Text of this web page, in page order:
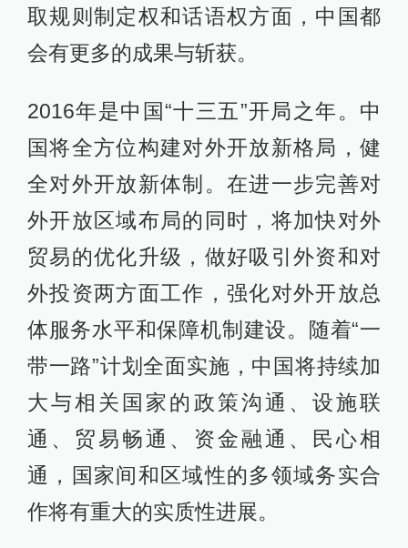
取规则制定权和话语权方面，中国都
会有更多的成果与斩获。
2016年是中国“十三五”开局之年。中
国将全方位构建对外开放新格局，健
全对外开放新体制。在进一步完善对
外开放区域布局的同时，将加快对外
贸易的优化升级，做好吸引外资和对
外投资两方面工作，强化对外开放总
体服务水平和保障机制建设。随着“一
带一路”计划全面实施，中国将持续加
大与相关国家的政策沟通、设施联
通、贸易畅通、资金融通、民心相
通，国家间和区域性的多领域务实合
作将有重大的实质性进展。